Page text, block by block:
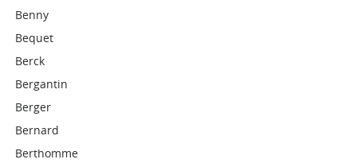
Benny
Bequet
Berck
Bergantin
Berger
Bernard
Berthomme